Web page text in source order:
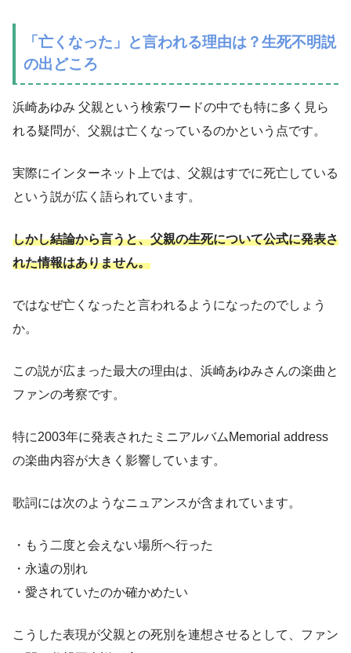
「亡くなった」と言われる理由は？生死不明説
の出どころ
浜崎あゆみ 父親という検索ワードの中でも特に多く見ら
れる疑問が、父親は亡くなっているのかという点です。
実際にインターネット上では、父親はすでに死亡している
という説が広く語られています。
しかし結論から言うと、父親の生死について公式に発表さ
れた情報はありません。
ではなぜ亡くなったと言われるようになったのでしょう
か。
この説が広まった最大の理由は、浜崎あゆみさんの楽曲と
ファンの考察です。
特に2003年に発表されたミニアルバムMemorial address
の楽曲内容が大きく影響しています。
歌詞には次のようなニュアンスが含まれています。
・もう二度と会えない場所へ行った
・永遠の別れ
・愛されていたのか確かめたい
こうした表現が父親との死別を連想させるとして、ファン